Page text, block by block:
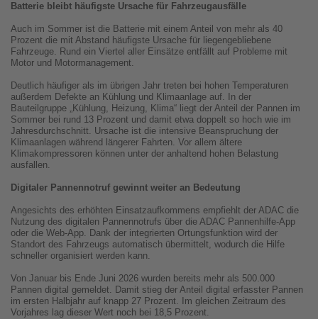
Batterie bleibt häufigste Ursache für Fahrzeugausfälle
Auch im Sommer ist die Batterie mit einem Anteil von mehr als 40
Prozent die mit Abstand häufigste Ursache für liegengebliebene
Fahrzeuge. Rund ein Viertel aller Einsätze entfällt auf Probleme mit
Motor und Motormanagement.
Deutlich häufiger als im übrigen Jahr treten bei hohen Temperaturen
außerdem Defekte an Kühlung und Klimaanlage auf. In der
Bauteilgruppe „Kühlung, Heizung, Klima“ liegt der Anteil der Pannen im
Sommer bei rund 13 Prozent und damit etwa doppelt so hoch wie im
Jahresdurchschnitt. Ursache ist die intensive Beanspruchung der
Klimaanlagen während längerer Fahrten. Vor allem ältere
Klimakompressoren können unter der anhaltend hohen Belastung
ausfallen.
Digitaler Pannennotruf gewinnt weiter an Bedeutung
Angesichts des erhöhten Einsatzaufkommens empfiehlt der ADAC die
Nutzung des digitalen Pannennotrufs über die ADAC Pannenhilfe-App
oder die Web-App. Dank der integrierten Ortungsfunktion wird der
Standort des Fahrzeugs automatisch übermittelt, wodurch die Hilfe
schneller organisiert werden kann.
Von Januar bis Ende Juni 2026 wurden bereits mehr als 500.000
Pannen digital gemeldet. Damit stieg der Anteil digital erfasster Pannen
im ersten Halbjahr auf knapp 27 Prozent. Im gleichen Zeitraum des
Vorjahres lag dieser Wert noch bei 18,5 Prozent.